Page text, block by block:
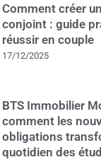
Comment créer
conjoint : guide
réussir en couple
17/12/2025
BTS Immobilier
comment les
obligations
quotidien des